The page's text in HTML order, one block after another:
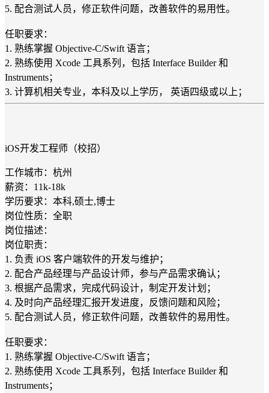
5. 配合测试人员，修正软件问题，改善软件的易用性。
任职要求：
1. 熟练掌握 Objective-C/Swift 语言；
2. 熟练使用 Xcode 工具系列，包括 Interface Builder 和
Instruments；
3. 计算机相关专业，本科及以上学历， 英语四级或以上；
iOS开发工程师（校招）
工作城市：杭州
薪资：11k-18k
学历要求：本科,硕士,博士
岗位性质：全职
岗位描述：
岗位职责：
1. 负责 iOS 客户端软件的开发与维护；
2. 配合产品经理与产品设计师，参与产品需求确认；
3. 根据产品需求，完成代码设计，制定开发计划；
4. 及时向产品经理汇报开发进度，反馈问题和风险；
5. 配合测试人员，修正软件问题，改善软件的易用性。
任职要求：
1. 熟练掌握 Objective-C/Swift 语言；
2. 熟练使用 Xcode 工具系列，包括 Interface Builder 和
Instruments；